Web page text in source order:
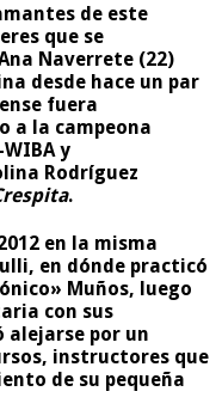
de este
que se
Naverrete (22)
desde hace un par
fuera
a la campeona
y
Rodríguez
.
en la misma
en dónde practicó
Muños, luego
con sus
alejarse por un
instructores que
de su pequeña